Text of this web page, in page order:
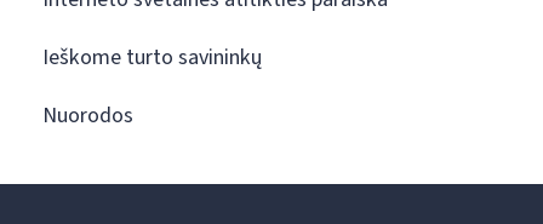
Ieškome turto savininkų
Nuorodos